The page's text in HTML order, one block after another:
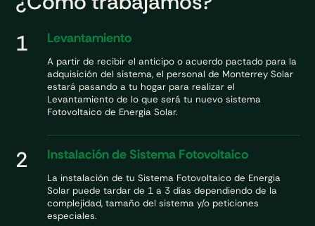
1
Levantamiento
A partir de recibir el anticipo o acuerdo pactado para la
adquisición del sistema, el personal de Monterrey Solar
estará pasando a tu hogar para realizar el
Levantamiento de lo que será tu nuevo sistema
Fotovoltaico de Energia Solar.
2 Instalación de Sistema Fotovoltaico
La instalación de tu Sistema Fotovoltaico de Energia
Solar puede tardar de 1 a 3 días dependiendo de la
complejidad, tamaño del sistema y/o peticiones
especiales.